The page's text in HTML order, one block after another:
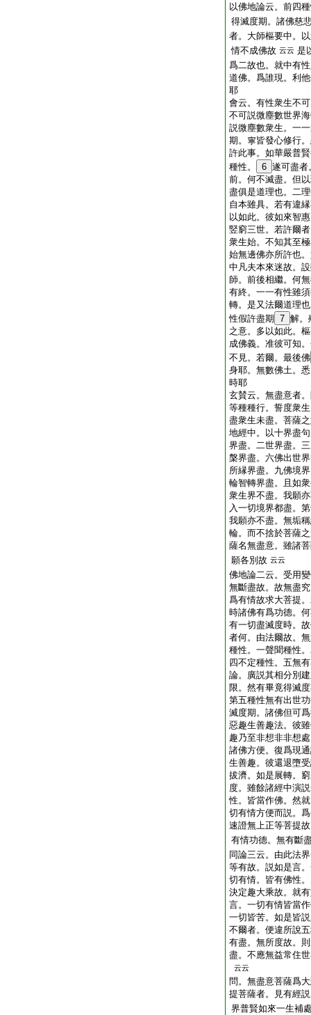
以佛地論云。前四
得滅度期。諸佛慈
者。大師樞要中。
情不成佛故 云云 是
爲二故也。就中有
道佛。爲誰現。利
耶
會云。有性衆生不
不可説微塵數世界
説微塵數衆生。一
期。寧皆發心修行
許此事。如華嚴普
種性。
6 遂可盡者
前。何不滅盡。但
盡俱是道理也。二
自本雖具。若有違
以如此。彼如來智
竪窮三世。若許爾
衆生始。不知其至
始無邊佛亦所許也
中凡夫本來迷故。
師。前後相繼。何
有終。一一有性雖
轉。是又法爾道理
性假許盡期 7 解。
之意。多以如此。
成佛義。准彼可知
不見。若爾。最後佛
身耶。無數佛土。
時耶
玄賛云。無盡意者
等種種行。誓度衆
盡衆生未盡。菩薩
地經中。以十界盡
界盡。二世界盡。
槃界盡。六佛出世
所縁界盡。九佛境
輪智轉界盡。且如
衆生界不盡。我願
入一切境界都盡。
我願亦不盡。無垢
輪。而不捨於菩薩
薩名無盡意。雖諸
願各別故 云云
佛地論二云。受用
無斷盡故。故無盡
爲有情故求大菩提
時諸佛有爲功德。
有一切盡滅度時。
者何。由法爾故。
種性。一聲聞種性
四不定種性。五無
論。廣説其相分別
限。然有畢竟得滅
第五種性無有出世
滅度期。諸佛但可
惡趣生善趣法。彼
趣乃至非想非非想
諸佛方便。復爲現
生善趣。彼還退墮
拔濟。如是展轉。
度。雖餘諸經中演
性。皆當作佛。然
切有情方便而説。
速證無上正等菩提
有情功德。無有斷
同論三云。由此法
等有故。説如是言
切有情。皆有佛性
決定趣大乘故。就
言。一切有情皆當
一切皆苦。如是皆
不爾者。便違所說
有盡。無所度故。
盡。不應無益常住
云云
問。無盡意菩薩爲
提菩薩者。見有經
界普賢如來一生補